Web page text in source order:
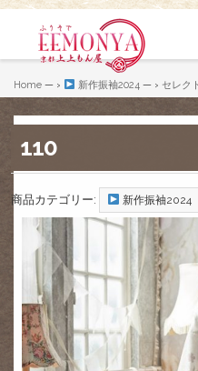
Home — › 新作振袖2024— › セレク
110
商品カテゴリー: 新作振袖2024